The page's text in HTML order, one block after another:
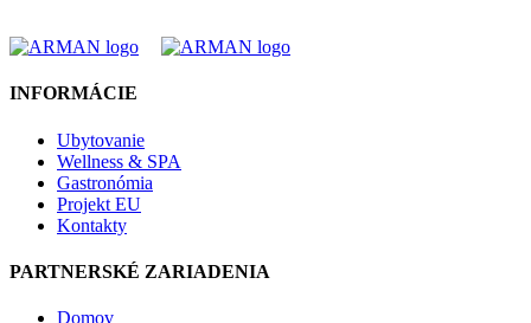
INFORMÁCIE
Ubytovanie
Wellness & SPA
Gastronómia
Projekt EU
Kontakty
PARTNERSKÉ ZARIADENIA
Domov